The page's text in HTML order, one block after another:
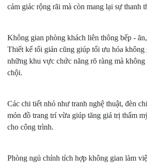
cảm giác rộng rãi mà còn mang lại sự thanh
Không gian phòng khách liên thông bếp -
Thiết kế tối giản cũng giúp tối ưu hóa không
những khu vực chức năng rõ ràng mà không
chội.
Các chi tiết nhỏ như tranh nghệ thuật, đèn
món đồ trang trí vừa giúp tăng giá trị thẩm
cho công trình.
Phòng ngủ chính tích hợp không gian làm